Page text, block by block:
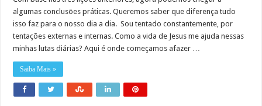
algumas conclusões práticas. Queremos saber que diferença tudo
isso faz para o nosso dia a dia. Sou tentado constantemente, por
tentações externas e internas. Como a vida de Jesus me ajuda nessas
minhas lutas diárias? Aqui é onde começamos afazer …
Saiba Mais »